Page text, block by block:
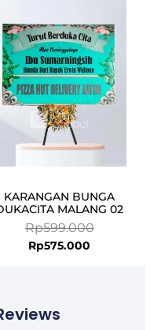
KARANGAN BUNGA
MALANG 02
Rp599.000
was:
Rp599.000.
Rp575.000
is:
Rp575.000.